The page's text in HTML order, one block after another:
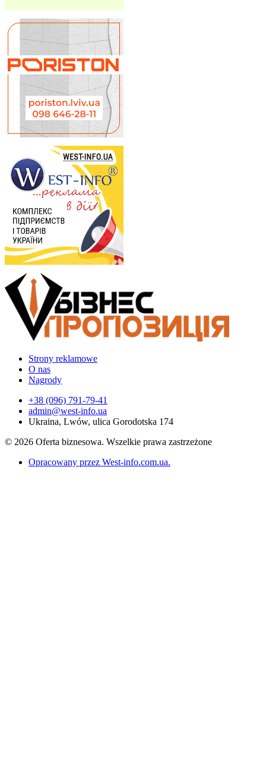
Strony reklamowe
O nas
Nagrody
+38 (096) 791-79-41
admin@west-info.ua
Ukraina, Lwów, ulica Gorodotska 174
© 2026 Oferta biznesowa. Wszelkie prawa zastrzeżone
Opracowany przez West-info.com.ua.